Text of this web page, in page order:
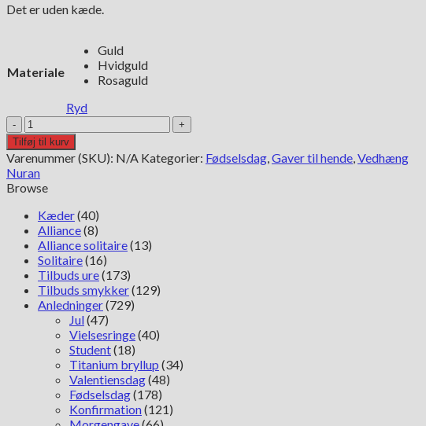
Det er uden kæde.
Materiale
Guld
Hvidguld
Rosaguld
Ryd
Nuran
Bogstav
vedhæng
Pavé
-
Z
i
9,5mm
antal
Tilføj til kurv
Varenummer (SKU): N/A Kategorier: Fødselsdag,Gaver til hende,Vedhæng
Nuran
Browse
Kæder(40)
Alliance(8)
Alliance solitaire(13)
Solitaire(16)
Tilbuds ure(173)
Tilbuds smykker(129)
Anledninger(729)
Jul(47)
Vielsesringe(40)
Student(18)
Titanium bryllup (34)
Valentiensdag(48)
Fødselsdag(178)
Konfirmation(121)